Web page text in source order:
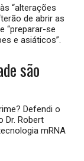
“alterações
de abrir as
“preparar-se
e asiáticos”.
são
Defendi o
Dr. Robert
mRNA